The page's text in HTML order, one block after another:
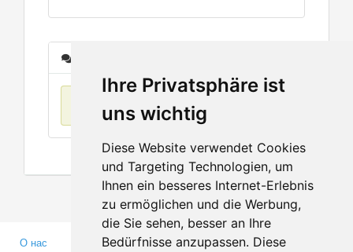
Ihre Privatsphäre ist
uns wichtig
Diese Website verwendet Cookies
und Targeting Technologien, um
Ihnen ein besseres Internet-Erlebnis
zu ermöglichen und die Werbung,
die Sie sehen, besser an Ihre
Bedürfnisse anzupassen. Diese
О нас
Партнерам